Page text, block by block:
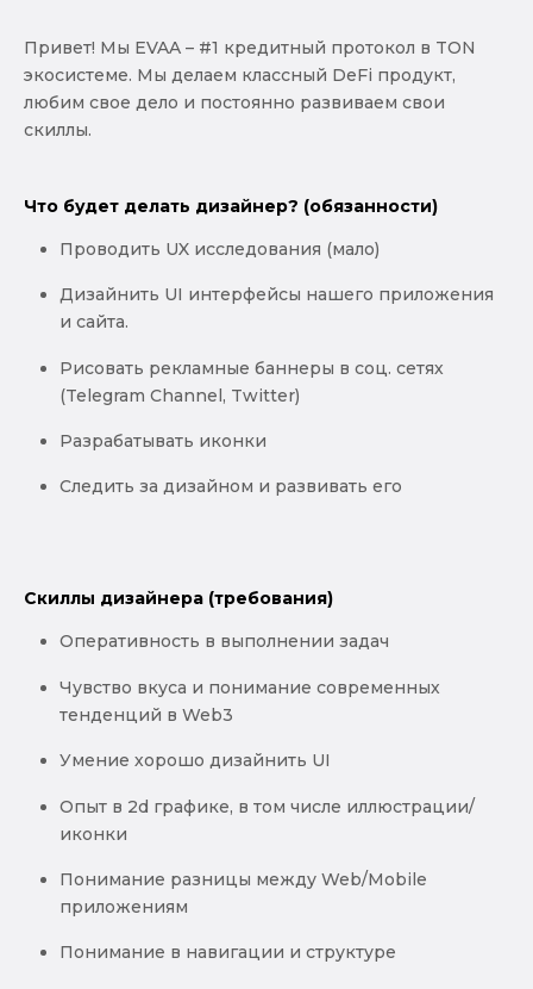
Привет! Мы EVAA – #1 кредитный протокол в TON
экосистеме. Мы делаем классный DeFi продукт,
любим свое дело и постоянно развиваем свои
скиллы.
Что будет делать дизайнер? (обязанности)
Проводить UX исследования (мало)
Дизайнить UI интерфейсы нашего приложения
и сайта.
Рисовать рекламные баннеры в соц. сетях
(Telegram Channel, Twitter)
Разрабатывать иконки
Следить за дизайном и развивать его
Скиллы дизайнера (требования)
Оперативность в выполнении задач
Чувство вкуса и понимание современных
тенденций в Web3
Умение хорошо дизайнить UI
Опыт в 2d графике, в том числе иллюстрации/
иконки
Понимание разницы между Web/Mobile
приложениям
Понимание в навигации и структуре